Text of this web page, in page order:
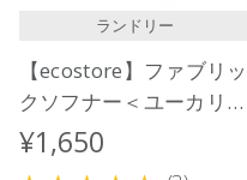
ランドリー
【ecostore】ファブリッ
クソフナー＜ユーカリ＞
リフィルパック1L
¥1,650